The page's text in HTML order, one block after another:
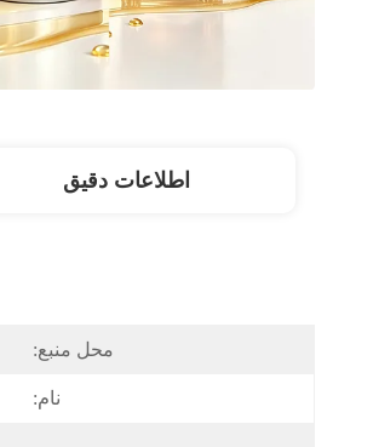
اطلاعات دقیق
محل منبع:
نام: